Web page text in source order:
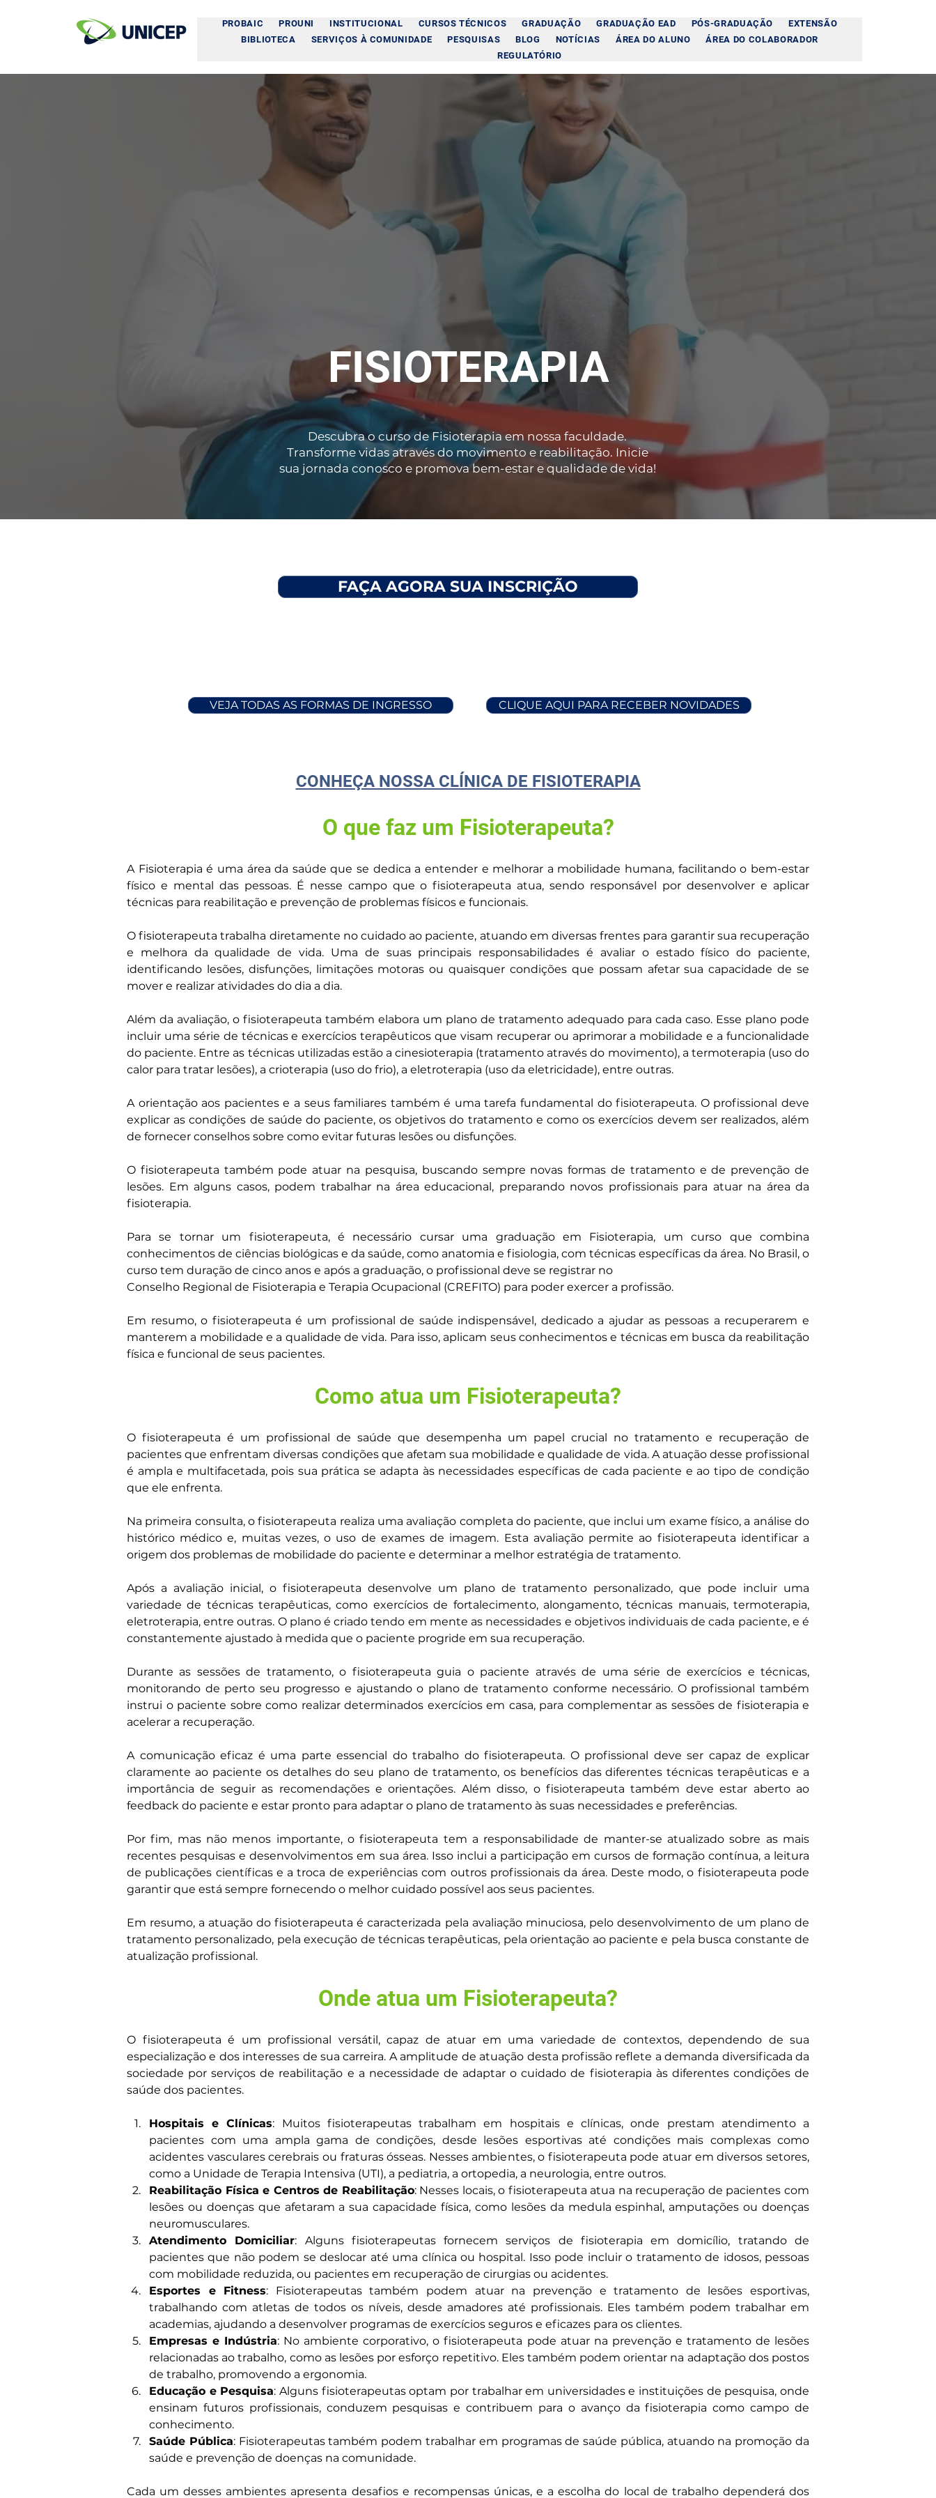
PROBAIC PROUNI INSTITUCIONAL CURSOS TÉCNICOS GRADUAÇÃO GRADUAÇÃO EAD PÓS-GRADUAÇÃO
EXTENSÃO
BIBLIOTECA
SERVIÇOS À COMUNIDADE PESQUISAS BLOG NOTÍCIAS ÁREA DO ALUNO
ÁREA DO COLABORADOR
REGULATÓRIO
FISIOTERAPIA
Descubra o curso de Fisioterapia em nossa faculdade.
Transforme vidas através do movimento e reabilitação. Inicie
sua jornada conosco e promova bem-estar e qualidade de vida!
FAÇA AGORA SUA INSCRIÇÃO
VEJA TODAS AS FORMAS DE INGRESSO CLIQUE AQUI PARA RECEBER NOVIDADES
CONHEÇA NOSSA CLÍNICA DE FISIOTERAPIA
O que faz um Fisioterapeuta?
A Fisioterapia é uma área da saúde que se dedica a entender e melhorar a mobilidade humana, facilitando o bem-estar
físico e mental das pessoas. É nesse campo que o fisioterapeuta atua, sendo responsável por desenvolver e aplicar
técnicas para reabilitação e prevenção de problemas físicos e funcionais.
O fisioterapeuta trabalha diretamente no cuidado ao paciente, atuando em diversas frentes para garantir sua recuperação
e melhora da qualidade de vida. Uma de suas principais responsabilidades é avaliar o estado físico do paciente,
identificando lesões, disfunções, limitações motoras ou quaisquer condições que possam afetar sua capacidade de se
mover e realizar atividades do dia a dia.
Além da avaliação, o fisioterapeuta também elabora um plano de tratamento adequado para cada caso. Esse plano pode
incluir uma série de técnicas e exercícios terapêuticos que visam recuperar ou aprimorar a mobilidade e a funcionalidade
do paciente. Entre as técnicas utilizadas estão a cinesioterapia (tratamento através do movimento), a termoterapia (uso do
calor para tratar lesões), a crioterapia (uso do frio), a eletroterapia (uso da eletricidade), entre outras.
A orientação aos pacientes e a seus familiares também é uma tarefa fundamental do fisioterapeuta. O profissional deve
explicar as condições de saúde do paciente, os objetivos do tratamento e como os exercícios devem ser realizados, além
de fornecer conselhos sobre como evitar futuras lesões ou disfunções.
O fisioterapeuta também pode atuar na pesquisa, buscando sempre novas formas de tratamento e de prevenção de
lesões. Em alguns casos, podem trabalhar na área educacional, preparando novos profissionais para atuar na área da
fisioterapia.
Para se tornar um fisioterapeuta, é necessário cursar uma graduação em Fisioterapia, um curso que combina
conhecimentos de ciências biológicas e da saúde, como anatomia e fisiologia, com técnicas específicas da área. No Brasil, o
curso tem duração de cinco anos e após a graduação, o profissional deve se registrar no
Conselho Regional de Fisioterapia e Terapia Ocupacional (CREFITO) para poder exercer a profissão.
Em resumo, o fisioterapeuta é um profissional de saúde indispensável, dedicado a ajudar as pessoas a recuperarem e
manterem a mobilidade e a qualidade de vida. Para isso, aplicam seus conhecimentos e técnicas em busca da reabilitação
física e funcional de seus pacientes.
Como atua um Fisioterapeuta?
O fisioterapeuta é um profissional de saúde que desempenha um papel crucial no tratamento e recuperação de
pacientes que enfrentam diversas condições que afetam sua mobilidade e qualidade de vida. A atuação desse profissional
é ampla e multifacetada, pois sua prática se adapta às necessidades específicas de cada paciente e ao tipo de condição
que ele enfrenta.
Na primeira consulta, o fisioterapeuta realiza uma avaliação completa do paciente, que inclui um exame físico, a análise do
histórico médico e, muitas vezes, o uso de exames de imagem. Esta avaliação permite ao fisioterapeuta identificar a
origem dos problemas de mobilidade do paciente e determinar a melhor estratégia de tratamento.
Após a avaliação inicial, o fisioterapeuta desenvolve um plano de tratamento personalizado, que pode incluir uma
variedade de técnicas terapêuticas, como exercícios de fortalecimento, alongamento, técnicas manuais, termoterapia,
eletroterapia, entre outras. O plano é criado tendo em mente as necessidades e objetivos individuais de cada paciente, e é
constantemente ajustado à medida que o paciente progride em sua recuperação.
Durante as sessões de tratamento, o fisioterapeuta guia o paciente através de uma série de exercícios e técnicas,
monitorando de perto seu progresso e ajustando o plano de tratamento conforme necessário. O profissional também
instrui o paciente sobre como realizar determinados exercícios em casa, para complementar as sessões de fisioterapia e
acelerar a recuperação.
A comunicação eficaz é uma parte essencial do trabalho do fisioterapeuta. O profissional deve ser capaz de explicar
claramente ao paciente os detalhes do seu plano de tratamento, os benefícios das diferentes técnicas terapêuticas e a
importância de seguir as recomendações e orientações. Além disso, o fisioterapeuta também deve estar aberto ao
feedback do paciente e estar pronto para adaptar o plano de tratamento às suas necessidades e preferências.
Por fim, mas não menos importante, o fisioterapeuta tem a responsabilidade de manter-se atualizado sobre as mais
recentes pesquisas e desenvolvimentos em sua área. Isso inclui a participação em cursos de formação contínua, a leitura
de publicações científicas e a troca de experiências com outros profissionais da área. Deste modo, o fisioterapeuta pode
garantir que está sempre fornecendo o melhor cuidado possível aos seus pacientes.
Em resumo, a atuação do fisioterapeuta é caracterizada pela avaliação minuciosa, pelo desenvolvimento de um plano de
tratamento personalizado, pela execução de técnicas terapêuticas, pela orientação ao paciente e pela busca constante de
atualização profissional.
Onde atua um Fisioterapeuta?
O fisioterapeuta é um profissional versátil, capaz de atuar em uma variedade de contextos, dependendo de sua
especialização e dos interesses de sua carreira. A amplitude de atuação desta profissão reflete a demanda diversificada da
sociedade por serviços de reabilitação e a necessidade de adaptar o cuidado de fisioterapia às diferentes condições de
saúde dos pacientes.
Hospitais e Clínicas: Muitos fisioterapeutas trabalham em hospitais e clínicas, onde prestam atendimento a
pacientes com uma ampla gama de condições, desde lesões esportivas até condições mais complexas como
acidentes vasculares cerebrais ou fraturas ósseas. Nesses ambientes, o fisioterapeuta pode atuar em diversos setores,
como a Unidade de Terapia Intensiva (UTI), a pediatria, a ortopedia, a neurologia, entre outros.
Reabilitação Física e Centros de Reabilitação: Nesses locais, o fisioterapeuta atua na recuperação de pacientes com
lesões ou doenças que afetaram a sua capacidade física, como lesões da medula espinhal, amputações ou doenças
neuromusculares.
Atendimento Domiciliar: Alguns fisioterapeutas fornecem serviços de fisioterapia em domicílio, tratando de
pacientes que não podem se deslocar até uma clínica ou hospital. Isso pode incluir o tratamento de idosos, pessoas
com mobilidade reduzida, ou pacientes em recuperação de cirurgias ou acidentes.
Esportes e Fitness: Fisioterapeutas também podem atuar na prevenção e tratamento de lesões esportivas,
trabalhando com atletas de todos os níveis, desde amadores até profissionais. Eles também podem trabalhar em
academias, ajudando a desenvolver programas de exercícios seguros e eficazes para os clientes.
Empresas e Indústria: No ambiente corporativo, o fisioterapeuta pode atuar na prevenção e tratamento de lesões
relacionadas ao trabalho, como as lesões por esforço repetitivo. Eles também podem orientar na adaptação dos postos
de trabalho, promovendo a ergonomia.
Educação e Pesquisa: Alguns fisioterapeutas optam por trabalhar em universidades e instituições de pesquisa, onde
ensinam futuros profissionais, conduzem pesquisas e contribuem para o avanço da fisioterapia como campo de
conhecimento.
Saúde Pública: Fisioterapeutas também podem trabalhar em programas de saúde pública, atuando na promoção da
saúde e prevenção de doenças na comunidade.
Cada um desses ambientes apresenta desafios e recompensas únicas, e a escolha do local de trabalho dependerá dos